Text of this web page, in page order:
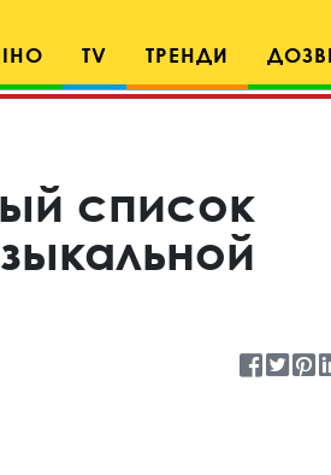
TV ТРЕНДИ
список